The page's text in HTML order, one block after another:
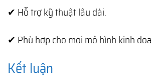
✔ Hỗ trợ kỹ thuật lâu dài.
✔ Phù hợp cho mọi mô hình kinh
Kết luận